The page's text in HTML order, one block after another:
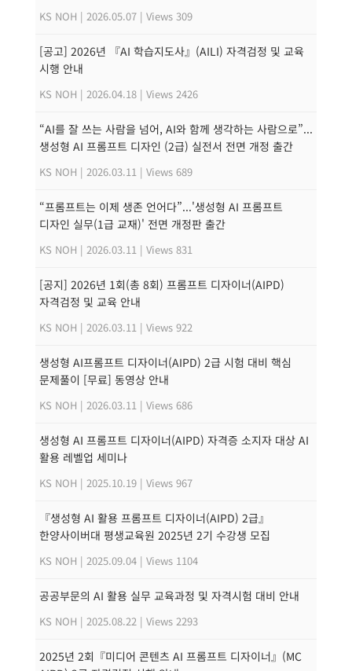
KS NOH | 2026.05.07 | Views 309
[공고] 2026년 『AI 학습지도사』(AILI) 자격검정 및 교육
시행 안내
KS NOH | 2026.04.18 | Views 2426
“AI를 잘 쓰는 사람을 넘어, AI와 함께 생각하는 사람으로”...
생성형 AI 프롬프트 디자인 (2급) 실전서 전면 개정 출간
KS NOH | 2026.03.11 | Views 689
“프롬프트는 이제 생존 언어다”...'생성형 AI 프롬프트
디자인 실무(1급 교재)' 전면 개정판 출간
KS NOH | 2026.03.11 | Views 831
[공지] 2026년 1회(총 8회) 프롬프트 디자이너(AIPD)
자격검정 및 교육 안내
KS NOH | 2026.03.11 | Views 922
생성형 AI프롬프트 디자이너(AIPD) 2급 시험 대비 핵심
문제풀이 [무료] 동영상 안내
KS NOH | 2026.03.11 | Views 686
생성형 AI 프롬프트 디자이너(AIPD) 자격증 소지자 대상 AI
활용 레벨업 세미나
KS NOH | 2025.10.19 | Views 967
『생성형 AI 활용 프롬프트 디자이너(AIPD) 2급』
한양사이버대 평생교육원 2025년 2기 수강생 모집
KS NOH | 2025.09.04 | Views 1104
공공부문의 AI 활용 실무 교육과정 및 자격시험 대비 안내
KS NOH | 2025.08.22 | Views 2293
2025년 2회『미디어 콘텐츠 AI 프롬프트 디자이너』(MC